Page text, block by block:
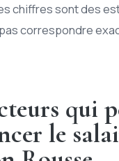
chiffres sont des
correspondre
qui
le